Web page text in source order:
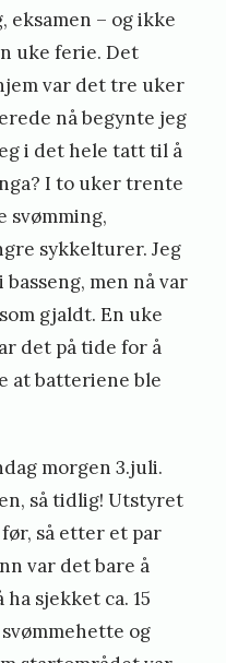
eksamen – og ikke
uke ferie. Det
var det tre uker
nå begynte jeg
i det hele tatt til å
I to uker trente
svømming,
sykkelturer. Jeg
men nå var
gjaldt. En uke
det på tide for å
at batteriene ble
morgen 3.juli.
så tidlig! Utstyret
så etter et par
var det bare å
sjekket ca. 15
og